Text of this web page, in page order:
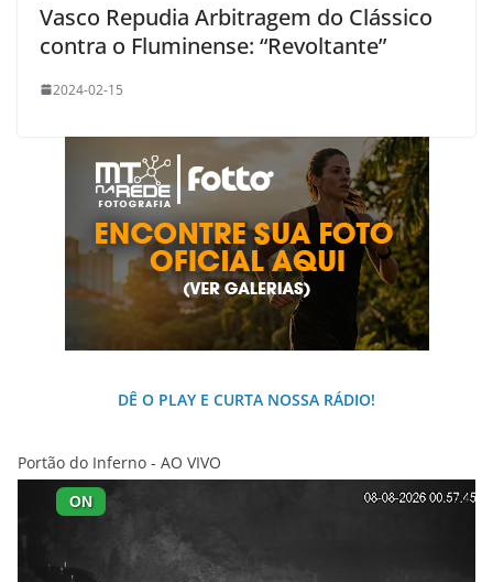
Vasco Repudia Arbitragem do Clássico
contra o Fluminense: “Revoltante”
2024-02-15
DÊ O PLAY E CURTA NOSSA RÁDIO!
Portão do Inferno - AO VIVO